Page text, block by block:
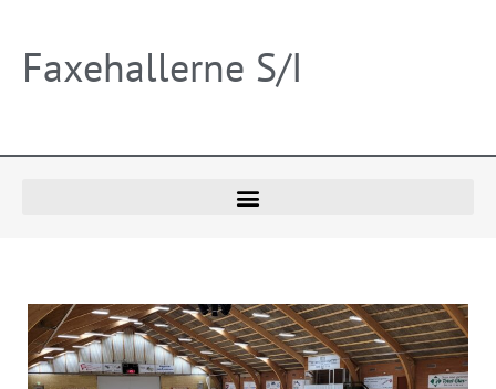
Faxehallerne S/I